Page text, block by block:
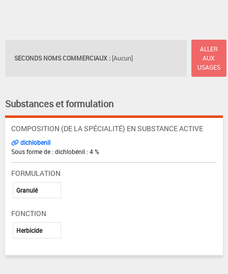
SECONDS NOMS COMMERCIAUX : [Aucun]
ALLER
AUX
USAGES
Substances et formulation
COMPOSITION (DE LA SPÉCIALITÉ) EN SUBSTANCE ACTIVE
dichlobenil
Sous forme de : dichlobénil : 4 %
FORMULATION
Granulé
FONCTION
Herbicide